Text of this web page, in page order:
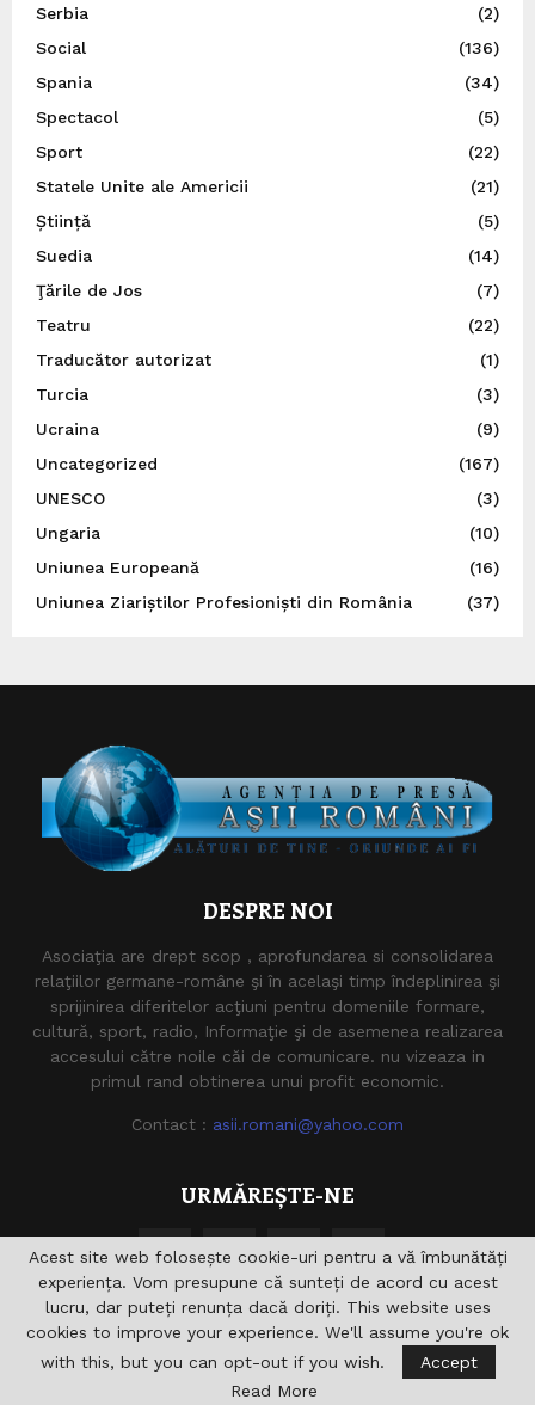
Serbia
(2)
Social
(136)
Spania
(34)
Spectacol
(5)
Sport
(22)
Statele Unite ale Americii
(21)
Știință
(5)
Suedia
(14)
Ţările de Jos
(7)
Teatru
(22)
Traducător autorizat
(1)
Turcia
(3)
Ucraina
(9)
Uncategorized
(167)
UNESCO
(3)
Ungaria
(10)
Uniunea Europeană
(16)
Uniunea Ziariștilor Profesioniști din România
(37)
DESPRE NOI
Asociaţia are drept scop , aprofundarea si consolidarea
relaţiilor germane-române şi în acelaşi timp îndeplinirea şi
sprijinirea diferitelor acţiuni pentru domeniile formare,
cultură, sport, radio, Informaţie şi de asemenea realizarea
accesului către noile căi de comunicare. nu vizeaza in
primul rand obtinerea unui profit economic.
Contact : asii.romani@yahoo.com
URMĂREȘTE-NE
@2021 - asiiromani.eu. Toate drepturile rezervate.
Acest site web folosește cookie-uri pentru a vă îmbunătăți
experiența. Vom presupune că sunteți de acord cu acest
lucru, dar puteți renunța dacă doriți. This website uses
cookies to improve your experience. We'll assume you're ok
with this, but you can opt-out if you wish.
Accept
Read More